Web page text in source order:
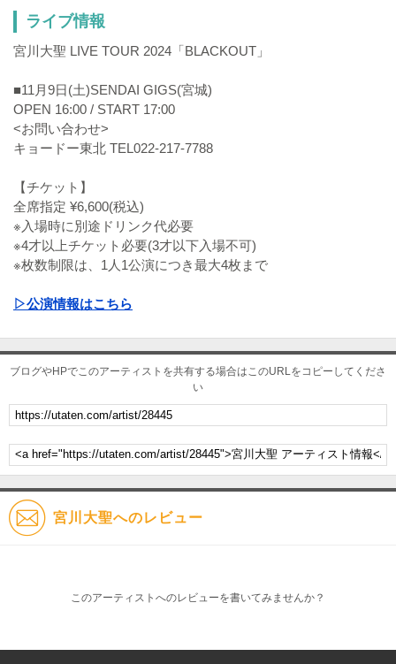
ライブ情報
宮川大聖 LIVE TOUR 2024「BLACKOUT」
■11月9日(土)SENDAI GIGS(宮城)
OPEN 16:00 / START 17:00
<お問い合わせ>
キョードー東北 TEL022-217-7788
【チケット】
全席指定 ¥6,600(税込)
※入場時に別途ドリンク代必要
※4才以上チケット必要(3才以下入場不可)
※枚数制限は、1人1公演につき最大4枚まで
▷公演情報はこちら
ブログやHPでこのアーティストを共有する場合はこのURLをコピーしてくださ
い
宮川大聖へのレビュー
このアーティストへのレビューを書いてみませんか？